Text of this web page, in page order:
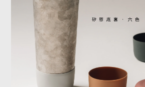
99%沒有任何金屬味道